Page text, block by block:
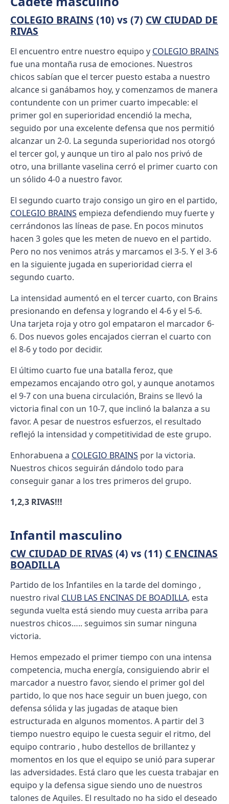
COLEGIO BRAINS (10) vs (7) CW CIUDAD DE
RIVAS
El encuentro entre nuestro equipo y COLEGIO BRAINS
fue una montaña rusa de emociones. Nuestros
chicos sabían que el tercer puesto estaba a nuestro
alcance si ganábamos hoy, y comenzamos de manera
contundente con un primer cuarto impecable: el
primer gol en superioridad encendió la mecha,
seguido por una excelente defensa que nos permitió
alcanzar un 2-0. La segunda superioridad nos otorgó
el tercer gol, y aunque un tiro al palo nos privó de
otro, una brillante vaselina cerró el primer cuarto con
un sólido 4-0 a nuestro favor.
El segundo cuarto trajo consigo un giro en el partido,
COLEGIO BRAINS empieza defendiendo muy fuerte y
cerrándonos las líneas de pase. En pocos minutos
hacen 3 goles que les meten de nuevo en el partido.
Pero no nos venimos atrás y marcamos el 3-5. Y el 3-6
en la siguiente jugada en superioridad cierra el
segundo cuarto.
La intensidad aumentó en el tercer cuarto, con Brains
presionando en defensa y logrando el 4-6 y el 5-6.
Una tarjeta roja y otro gol empataron el marcador 6-
6. Dos nuevos goles encajados cierran el cuarto con
el 8-6 y todo por decidir.
El último cuarto fue una batalla feroz, que
empezamos encajando otro gol, y aunque anotamos
el 9-7 con una buena circulación, Brains se llevó la
victoria final con un 10-7, que inclinó la balanza a su
favor. A pesar de nuestros esfuerzos, el resultado
reflejó la intensidad y competitividad de este grupo.
Enhorabuena a COLEGIO BRAINS por la victoria.
Nuestros chicos seguirán dándolo todo para
conseguir ganar a los tres primeros del grupo.
1,2,3 RIVAS!!!
Infantil masculino
CW CIUDAD DE RIVAS (4) vs (11) C ENCINAS
BOADILLA
Partido de los Infantiles en la tarde del domingo ,
nuestro rival CLUB LAS ENCINAS DE BOADILLA, esta
segunda vuelta está siendo muy cuesta arriba para
nuestros chicos….. seguimos sin sumar ninguna
victoria.
Hemos empezado el primer tiempo con una intensa
competencia, mucha energía, consiguiendo abrir el
marcador a nuestro favor, siendo el primer gol del
partido, lo que nos hace seguir un buen juego, con
defensa sólida y las jugadas de ataque bien
estructurada en algunos momentos. A partir del 3
tiempo nuestro equipo le cuesta seguir el ritmo, del
equipo contrario , hubo destellos de brillantez y
momentos en los que el equipo se unió para superar
las adversidades. Está claro que les cuesta trabajar en
equipo y la defensa sigue siendo uno de nuestros
talones de Aquiles. El resultado no ha sido el deseado